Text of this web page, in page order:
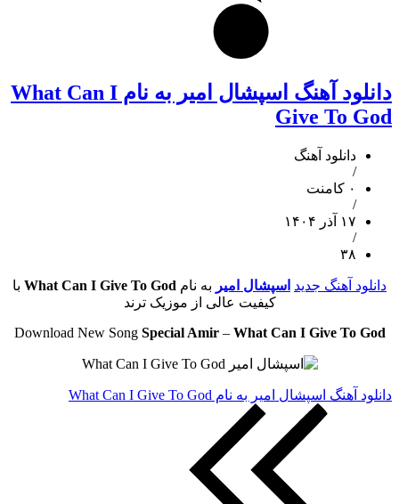
دانلود آهنگ اسپشال امیر به نام What Can I
Give To God
دانلود آهنگ
/
۰ کامنت
/
۱۷ آذر ۱۴۰۴
/
۳۸
دانلود آهنگ جدید اسپشال امیر به نام What Can I Give To God با
کیفیت عالی از موزیک ترند
Download New Song Special Amir– What Can I Give To God
دانلود آهنگ اسپشال امیر به نام What Can I Give To God